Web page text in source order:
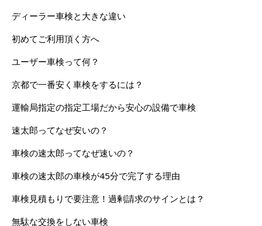
ディーラー車検と大きな違い
初めてご利用頂く方へ
ユーザー車検って何？
京都で一番安く車検をするには？
運輸局指定の指定工場だから安心の設備で車検
速太郎ってなぜ安いの？
車検の速太郎ってなぜ速いの？
車検の速太郎の車検が45分で完了する理由
車検見積もりで要注意！過剰請求のサインとは？
無駄な交換をしない車検